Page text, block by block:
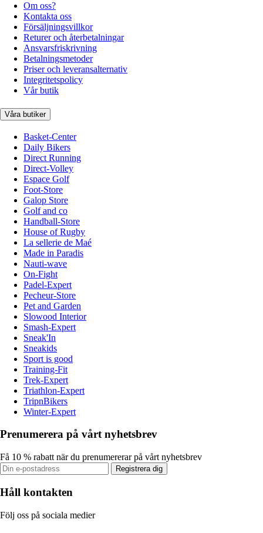
Om oss?
Kontakta oss
Försäljningsvillkor
Returer och återbetalningar
Ansvarsfriskrivning
Betalningsmetoder
Priser och leveransalternativ
Integritetspolicy
Vår butik
Våra butiker
Basket-Center
Daily Bikers
Direct Running
Direct-Volley
Espace Golf
Foot-Store
Galop Store
Golf and co
Handball-Store
House of Rugby
La sellerie de Maé
Made in Paradis
Nauti-wave
On-Fight
Padel-Expert
Pecheur-Store
Pet and Garden
Slowood Interior
Smash-Expert
Sneak'In
Sneakids
Sport is good
Training-Fit
Trek-Expert
Triathlon-Expert
TripnBikers
Winter-Expert
Prenumerera på vårt nyhetsbrev
Få 10 % rabatt när du prenumererar på vårt nyhetsbrev
Registrera dig
Håll kontakten
Följ oss på sociala medier